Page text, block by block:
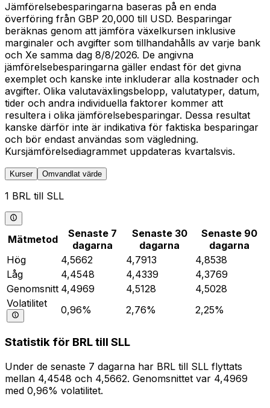
Jämförelsebesparingarna baseras på en enda
överföring från GBP 20,000 till USD. Besparingar
beräknas genom att jämföra växelkursen inklusive
marginaler och avgifter som tillhandahålls av varje bank
och Xe samma dag 8/8/2026. De angivna
jämförelsebesparingarna gäller endast för det givna
exemplet och kanske inte inkluderar alla kostnader och
avgifter. Olika valutaväxlingsbelopp, valutatyper, datum,
tider och andra individuella faktorer kommer att
resultera i olika jämförelsebesparingar. Dessa resultat
kanske därför inte är indikativa för faktiska besparingar
och bör endast användas som vägledning.
Kursjämförelsediagrammet uppdateras kvartalsvis.
Kurser Omvandlat värde
1 BRL till SLL
Mätmetod
Senaste 7
dagarna
Senaste 30
dagarna
Senaste 90
dagarna
Hög
4,5662 4,7913
4,8538
Låg
4,4548 4,4339
4,3769
Genomsnitt 4,4969 4,5128
4,5028
Volatilitet
0,96% 2,76% 2,25%
Statistik för BRL till SLL
Under de senaste 7 dagarna har BRL till SLL flyttats
mellan 4,4548 och 4,5662. Genomsnittet var 4,4969
med 0,96% volatilitet.